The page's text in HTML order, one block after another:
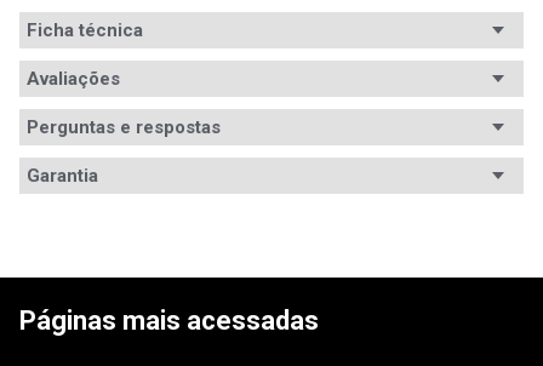
Ficha técnica
Padrão
Certificação
Eficiência
80 PLUS Bronze
PCF Ativo Sim
Cabeamento
Refrigeração Ativa
Avaliações
Avaliações
ESCREVER AVALIAÇÃO
Perguntas e respostas
Garantia
WAZ. Após esse prazo, entre em contato com o
Páginas mais acessadas